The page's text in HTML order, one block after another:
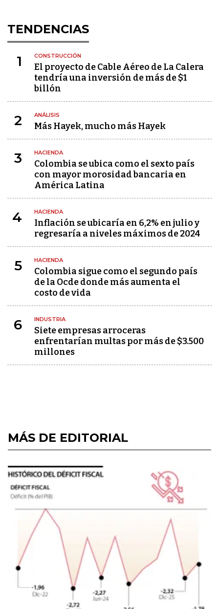
TENDENCIAS
1 CONSTRUCCIÓN
El proyecto de Cable Aéreo de La Calera
tendría una inversión de más de $1
billón
2 ANÁLISIS
Más Hayek, mucho más Hayek
3 HACIENDA
Colombia se ubica como el sexto país
con mayor morosidad bancaria en
América Latina
4 HACIENDA
Inflación se ubicaría en 6,2% en julio y
regresaría a niveles máximos de 2024
5 HACIENDA
Colombia sigue como el segundo país
de la Ocde donde más aumenta el
costo de vida
6 INDUSTRIA
Siete empresas arroceras
enfrentarían multas por más de $3.500
millones
MÁS DE EDITORIAL